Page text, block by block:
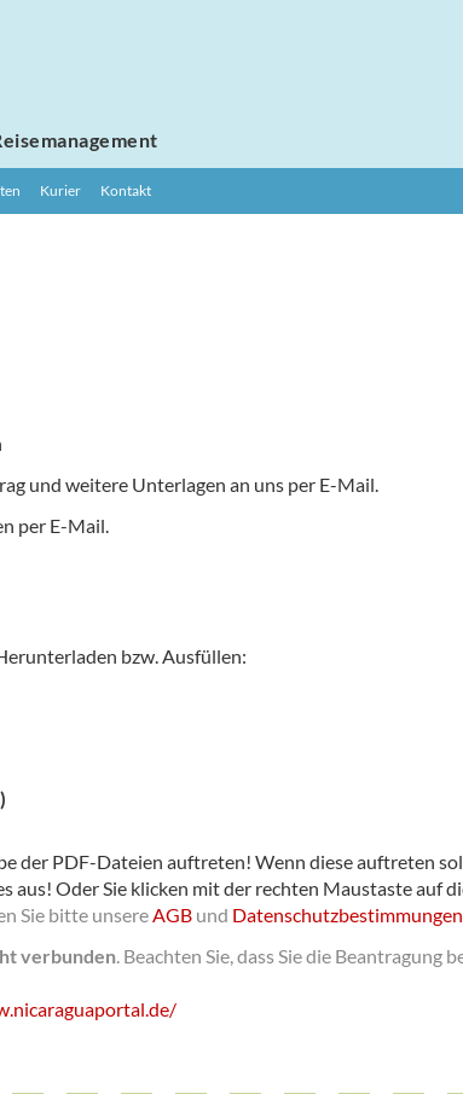
Kurier Kontakt
und weitere Unterlagen an uns per E-Mail.
per E-Mail.
bzw. Ausfüllen:
der PDF-Dateien auftreten! Wenn diese auftreten
aus! Oder Sie klicken mit der rechten Maustaste auf
Sie bitte unsereAGB und Datenschutzbestimmungen
verbunden. Beachten Sie, dass Sie die Beantragung